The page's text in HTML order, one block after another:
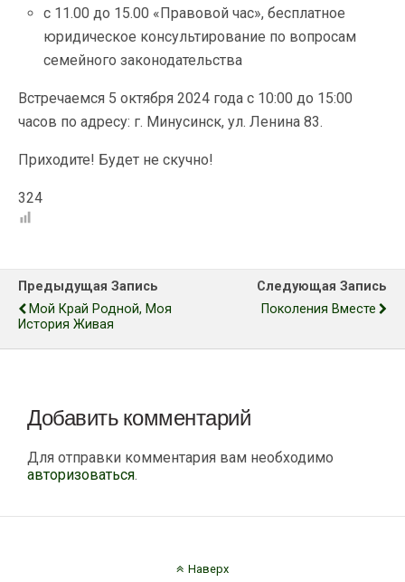
с 11.00 до 15.00 «Правовой час», бесплатное
юридическое консультирование по вопросам
семейного законодательства
Встречаемся 5 октября 2024 года с 10:00 до 15:00
часов по адресу: г. Минусинск, ул. Ленина 83.
Приходите! Будет не скучно!
324
Предыдущая Запись
Мой Край Родной, Моя
История Живая
Следующая Запись
Поколения Вместе
Добавить комментарий
Для отправки комментария вам необходимо
авторизоваться.
Наверх